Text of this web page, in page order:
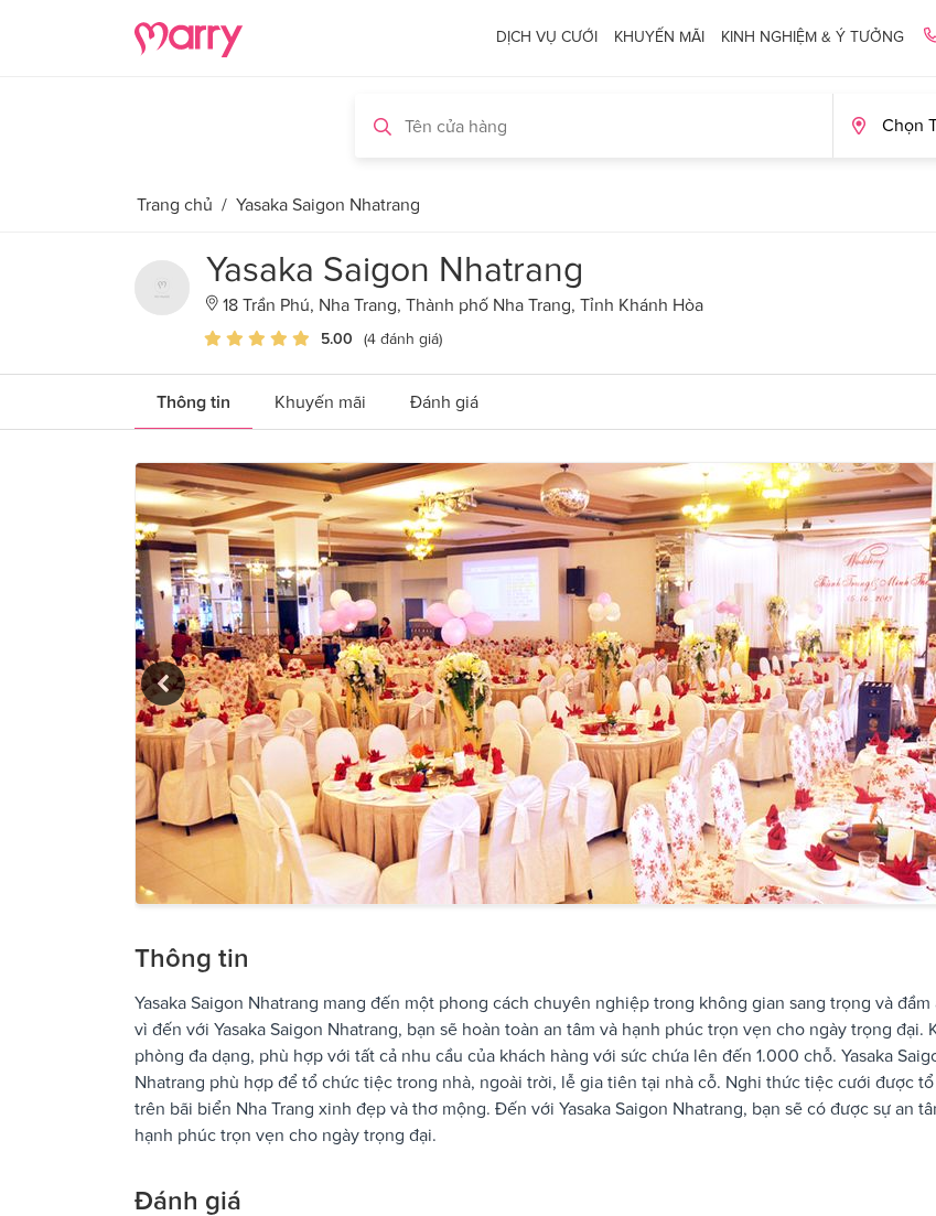
DỊCH VỤ CƯỚI KHUYẾN MÃI KINH NGHIỆM & Ý TƯỞNG
Trang chủ / Yasaka Saigon Nhatrang
Yasaka Saigon Nhatrang
18 Trần Phú, Nha Trang, Thành phố Nha Trang, Tỉnh Khánh Hòa
5.00 (4 đánh giá)
Thông tin Khuyến mãi Đánh giá
Thông tin
Yasaka Saigon Nhatrang mang đến một phong cách chuyên nghiệp trong không gian sang trọng và đầm
vì đến với Yasaka Saigon Nhatrang, bạn sẽ hoàn toàn an tâm và hạnh phúc trọn vẹn cho ngày trọng đại.
phòng đa dạng, phù hợp với tất cả nhu cầu của khách hàng với sức chứa lên đến 1.000 chỗ. Yasaka
Nhatrang phù hợp để tổ chức tiệc trong nhà, ngoài trời, lễ gia tiên tại nhà cỗ. Nghi thức tiệc cưới được
trên bãi biển Nha Trang xinh đẹp và thơ mộng. Đến với Yasaka Saigon Nhatrang, bạn sẽ có được sự an
hạnh phúc trọn vẹn cho ngày trọng đại.
Đánh giá